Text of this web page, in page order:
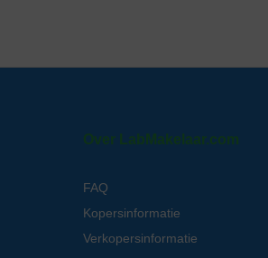
Over LabMakelaar.com
FAQ
Kopersinformatie
Verkopersinformatie